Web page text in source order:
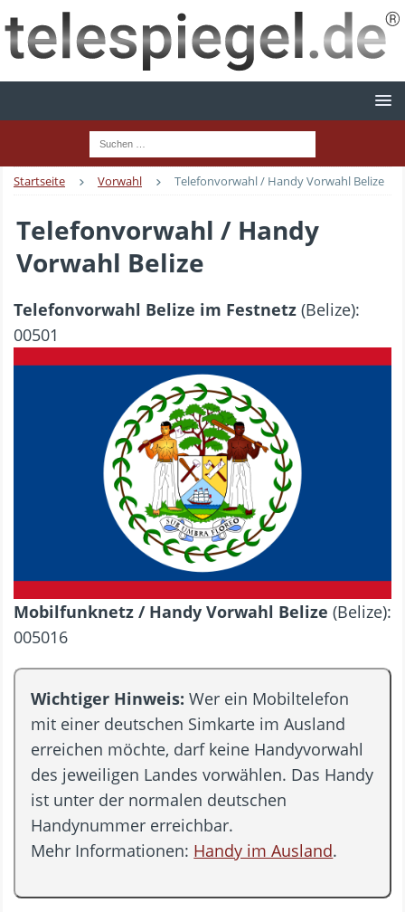
Startseite Vorwahl Telefonvorwahl / Handy Vorwahl Belize
Telefonvorwahl / Handy
Vorwahl Belize
Telefonvorwahl Belize im Festnetz (Belize):
00501
Mobilfunknetz / Handy Vorwahl Belize (Belize):
005016
Wichtiger Hinweis: Wer ein Mobiltelefon
mit einer deutschen Simkarte im Ausland
erreichen möchte, darf keine Handyvorwahl
des jeweiligen Landes vorwählen. Das Handy
ist unter der normalen deutschen
Handynummer erreichbar.
Mehr Informationen: Handy im Ausland.